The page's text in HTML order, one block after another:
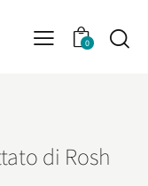
0
di Rosh